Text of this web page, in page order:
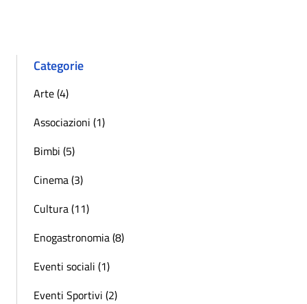
Categorie
Arte (4)
Associazioni (1)
Bimbi (5)
Cinema (3)
Cultura (11)
Enogastronomia (8)
Eventi sociali (1)
Eventi Sportivi (2)